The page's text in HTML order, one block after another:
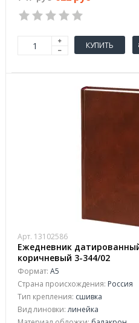
КУПИТЬ
Арт. 13102586
Ежедневник датированный
коричневый 3-344/02
Формат: А5
Страна происхождения: Россия
Тип крепления: сшивка
Вид линовки: линейка